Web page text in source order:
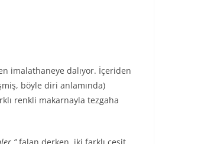
imalathaneye dalıyor. İçeriden
böyle diri anlamında)
renkli makarnayla tezgaha